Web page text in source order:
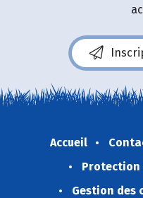
Accueil
Protection
Gestion des